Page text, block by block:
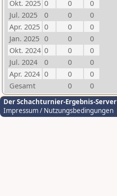
Okt. 2025 0 0
0
Jul. 2025
0 0
0
Apr. 2025 0 0
0
Jan. 2025 0 0
0
Okt. 2024 0 0
0
Jul. 2024
0 0
0
Apr. 2024 0 0
0
Gesamt
0 0
Der Schachturnier-Ergebnis-Server
Impressum / Nutzungsbedingungen